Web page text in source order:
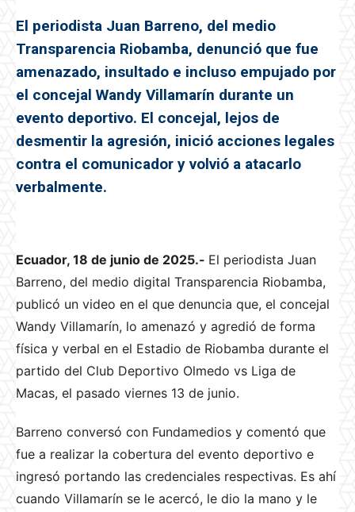
El periodista Juan Barreno, del medio
Transparencia Riobamba, denunció que fue
amenazado, insultado e incluso empujado por
el concejal Wandy Villamarín durante un
evento deportivo. El concejal, lejos de
desmentir la agresión, inició acciones legales
contra el comunicador y volvió a atacarlo
verbalmente.
Ecuador, 18 de junio de 2025.- El periodista Juan
Barreno, del medio digital Transparencia Riobamba,
publicó un video en el que denuncia que, el concejal
Wandy Villamarín, lo amenazó y agredió de forma
física y verbal en el Estadio de Riobamba durante el
partido del Club Deportivo Olmedo vs Liga de
Macas, el pasado viernes 13 de junio.
Barreno conversó con Fundamedios y comentó que
fue a realizar la cobertura del evento deportivo e
ingresó portando las credenciales respectivas. Es ahí
cuando Villamarín se le acercó, le dio la mano y le